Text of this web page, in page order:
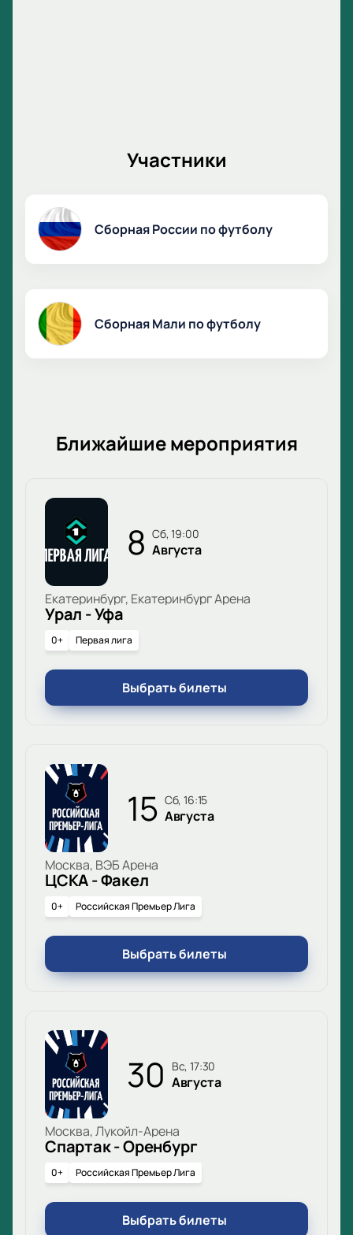
Участники
Сборная России по футболу
Сборная Мали по футболу
Ближайшие мероприятия
8 сб, 19:00
Августа
Екатеринбург, Екатеринбург Арена
Урал - Уфа
0+ Первая лига
Выбрать билеты
15 сб, 16:15
Августа
Москва, ВЭБ Арена
ЦСКА - Факел
0+ Российская Премьер Лига
Выбрать билеты
30 вс, 17:30
Августа
Москва, Лукойл-Арена
Спартак - Оренбург
0+ Российская Премьер Лига
Выбрать билеты